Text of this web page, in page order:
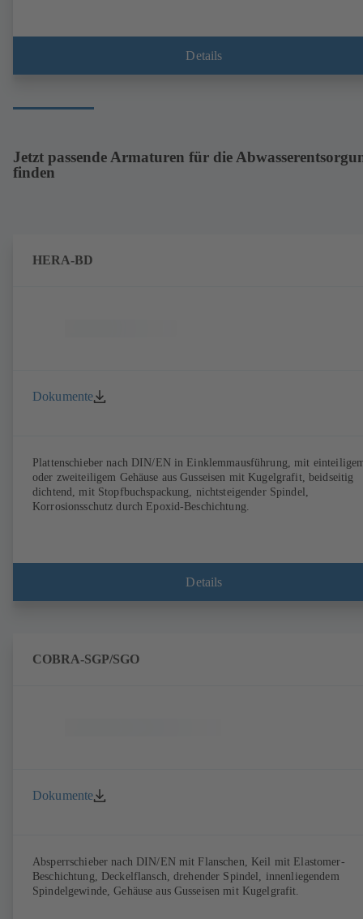
Details
Jetzt passende Armaturen für die
finden
HERA-BD
Dokumente
Plattenschieber nach DIN/EN in Einklemmausführung, mit
oder zweiteiligem Gehäuse aus Gusseisen mit Kugelgrafit, beidseitig
dichtend, mit Stopfbuchspackung, nichtsteigender Spindel,
Korrosionsschutz durch Epoxid-Beschichtung.
Details
COBRA-SGP/SGO
Dokumente
Absperrschieber nach DIN/EN mit Flanschen, Keil mit Elastomer-
Beschichtung, Deckelflansch, drehender Spindel, innenliegendem
Spindelgewinde, Gehäuse aus Gusseisen mit Kugelgrafit.